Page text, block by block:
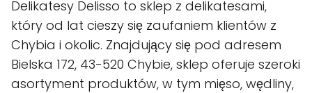
Delikatesy Delisso to sklep z delikatesami,
który od lat cieszy się zaufaniem klientów z
Chybia i okolic. Znajdujący się pod adresem
Bielska 172, 43-520 Chybie, sklep oferuje szeroki
asortyment produktów, w tym mięso, wędliny,